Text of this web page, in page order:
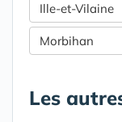
Ille-et-Vilaine
Morbihan
Les